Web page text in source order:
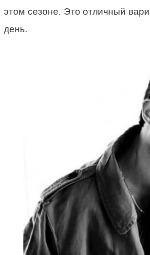
этом сезоне. Это отличный
день.